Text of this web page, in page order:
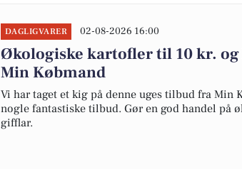
DAGLIGVARER 02-08-2026 16:00
Økologiske kartofler til 10 kr.
Min Købmand
Vi har taget et kig på denne uges tilbud fra Min
nogle fantastiske tilbud. Gør en god handel på
gifflar.